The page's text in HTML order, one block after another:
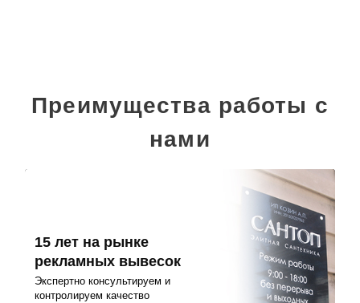
Преимущества работы с
нами
15 лет на рынке
рекламных вывесок
Экспертно консультируем и
контролируем качество